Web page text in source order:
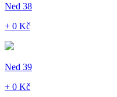
Ned 38
+ 0 Kč
Ned 39
+ 0 Kč